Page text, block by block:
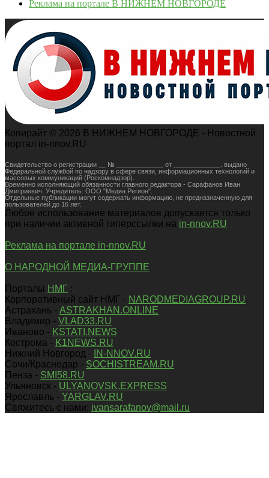
Реклама на портале В НИЖНЕМ НОВГОРОДЕ
Копирайт © 2026 В НИЖНЕМ НОВГОРОДЕ - Новостной
портал in-nnov.RU
Свидетельство о регистрации __ № _____________ от _____________. выдано
Федеральной службой по надзору в сфере связи, информационных технологий и
массовых коммуникаций (Роскомнадзор).
Временно исполняющий обязанности главного редактора - Сарафанов Иван
Дмитриевич. Учредитель: ООО "Медиа Регион".
Отдельные публикации могут содержать информацию, не предназначенную для
пользователей до 16 лет.
Любое использование материалов допускается только
при наличии активной гиперссылки на in-nnov.RU
Реклама на портале in-nnov.RU
О НАРОДНОЙ МЕДИА-ГРУППЕ
Порталы НМГ :
Корпоративный сайт НМГ - NARODMEDIAGROUP.RU
Астрахань - ASTRAKHAN.ONLINE
Владимир - VLAD33.RU
Иваново - KSTATI.NEWS
Кострома - K1NEWS.RU
Нижний Новгород -
IN-NNOV.RU
Сочи/Краснодар - SOCHISTREAM.RU
Пенза - SMI58.RU
Ульяновск - ULYANOVSK.EXPRESS
Ярославль - YARGLAV.RU
Свяжитесь с нами: ivansarafanov@mail.ru